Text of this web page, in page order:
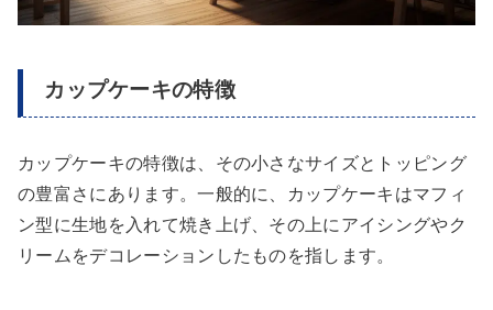
カップケーキの特徴
カップケーキの特徴は、その小さなサイズとトッピング
の豊富さにあります。一般的に、カップケーキはマフィ
ン型に生地を入れて焼き上げ、その上にアイシングやク
リームをデコレーションしたものを指します。